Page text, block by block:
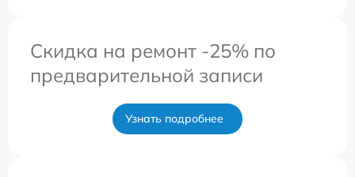
Скидка на ремонт -25% по
предварительной записи
Узнать подробнее